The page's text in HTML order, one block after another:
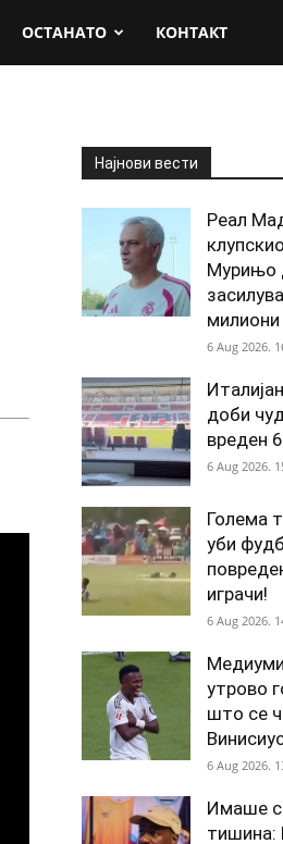
ОСТАНАТО КОНТАКТ
Најнови вести
Реал
Мурињо
милиони
6 Aug 2026.
доби
вреден
6 Aug 2026.
Голема
уби
играчи!
6 Aug 2026.
утрово
што се
6 Aug 2026.
Имаше
тишина: